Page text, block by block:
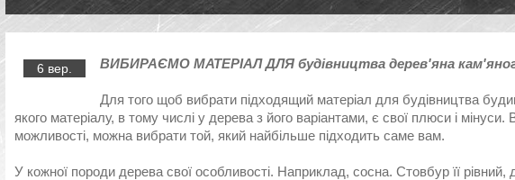
6 вер. ВИБИРАЄМО МАТЕРІАЛ ДЛЯ будівництва дерев'яна
Для того щоб вибрати підходящий матеріал для будівництва
якого матеріалу, в тому числі у дерева з його варіантами, є свої плюси і
можливості, можна вибрати той, який найбільше підходить саме вам.
У кожної породи дерева свої особливості. Наприклад, сосна. Стовбур її